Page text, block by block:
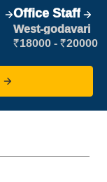
Office Staff
West-godavari
₹18000 - ₹20000